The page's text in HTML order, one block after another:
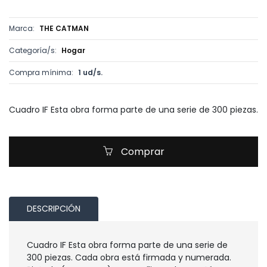
Marca: THE CATMAN
Categoría/s: Hogar
Compra mínima: 1 ud/s.
Cuadro IF Esta obra forma parte de una serie de 300 piezas.
Comprar
DESCRIPCIÓN
Cuadro IF Esta obra forma parte de una serie de
300 piezas. Cada obra está firmada y numerada.